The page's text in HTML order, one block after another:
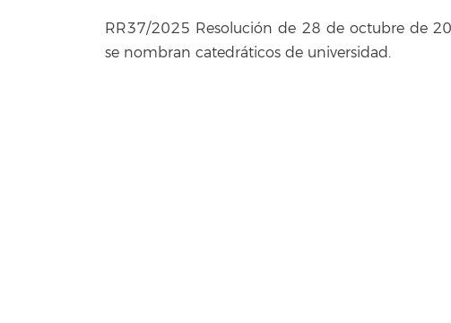
RR37/2025 Resolución de 28 de octubre de
se nombran catedráticos de universidad.